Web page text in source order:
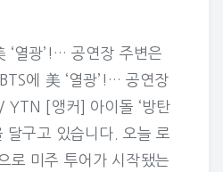
‘열광’!… 공연장 주변은
에 美 ‘열광’!… 공연장
YTN [앵커] 아이돌 ‘방탄
달구고 있습니다. 오늘 로
로 미주 투어가 시작됐는